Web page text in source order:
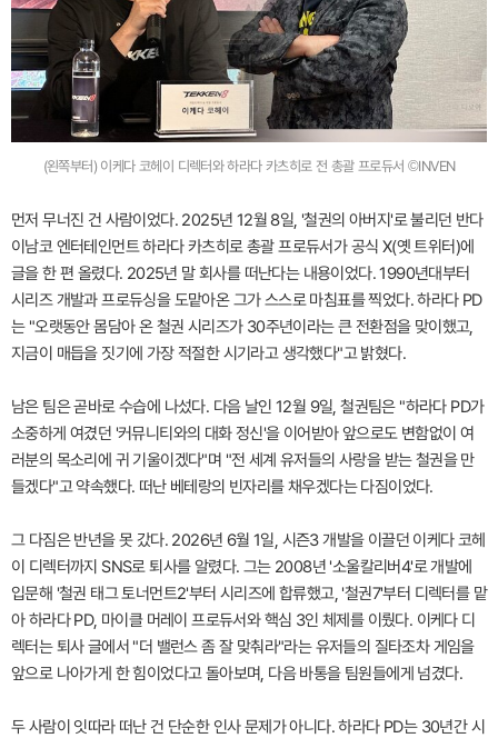
(왼쪽부터) 이케다 코헤이 디렉터와 하라다 카츠히로 전 총괄 프로듀서 ©INVEN
먼저 무너진 건 사람이었다. 2025년 12월 8일, '철권의 아버지'로 불리던 반다
이남코 엔터테인먼트 하라다 카츠히로 총괄 프로듀서가 공식 X(옛 트위터)에
글을 한 편 올렸다. 2025년 말 회사를 떠난다는 내용이었다. 1990년대부터
시리즈 개발과 프로듀싱을 도맡아온 그가 스스로 마침표를 찍었다. 하라다 PD
는 "오랫동안 몸담아 온 철권 시리즈가 30주년이라는 큰 전환점을 맞이했고,
지금이 매듭을 짓기에 가장 적절한 시기라고 생각했다"고 밝혔다.
남은 팀은 곧바로 수습에 나섰다. 다음 날인 12월 9일, 철권팀은 "하라다 PD가
소중하게 여겼던 '커뮤니티와의 대화 정신'을 이어받아 앞으로도 변함없이 여
러분의 목소리에 귀 기울이겠다"며 "전 세계 유저들의 사랑을 받는 철권을 만
들겠다"고 약속했다. 떠난 베테랑의 빈자리를 채우겠다는 다짐이었다.
그 다짐은 반년을 못 갔다. 2026년 6월 1일, 시즌3 개발을 이끌던 이케다 코헤
이 디렉터까지 SNS로 퇴사를 알렸다. 그는 2008년 '소울칼리버4'로 개발에
입문해 '철권 태그 토너먼트2'부터 시리즈에 합류했고, '철권7'부터 디렉터를 맡
아 하라다 PD, 마이클 머레이 프로듀서와 핵심 3인 체제를 이뤘다. 이케다 디
렉터는 퇴사 글에서 "더 밸런스 좀 잘 맞춰라"라는 유저들의 질타조차 게임을
앞으로 나아가게 한 힘이었다고 돌아보며, 다음 바통을 팀원들에게 넘겼다.
두 사람이 잇따라 떠난 건 단순한 인사 문제가 아니다. 하라다 PD는 30년간 시